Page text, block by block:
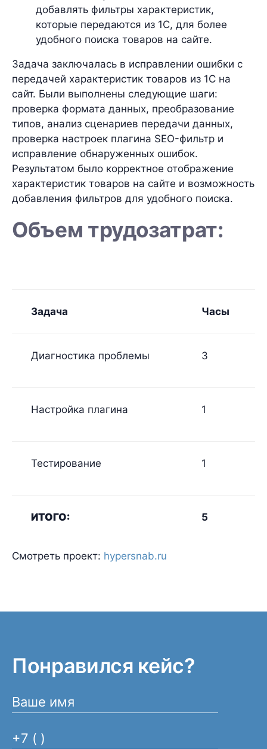
добавлять фильтры характеристик,
которые передаются из 1С, для более
удобного поиска товаров на сайте.
Задача заключалась в исправлении ошибки с
передачей характеристик товаров из 1С на
сайт. Были выполнены следующие шаги:
проверка формата данных, преобразование
типов, анализ сценариев передачи данных,
проверка настроек плагина SEO-фильтр и
исправление обнаруженных ошибок.
Результатом было корректное отображение
характеристик товаров на сайте и возможность
добавления фильтров для удобного поиска.
Объем трудозатрат:
Задача Часы
Диагностика проблемы 3
Настройка плагина 1
Тестирование 1
ИТОГО: 5
Смотреть проект: hypersnab.ru
Понравился кейс?